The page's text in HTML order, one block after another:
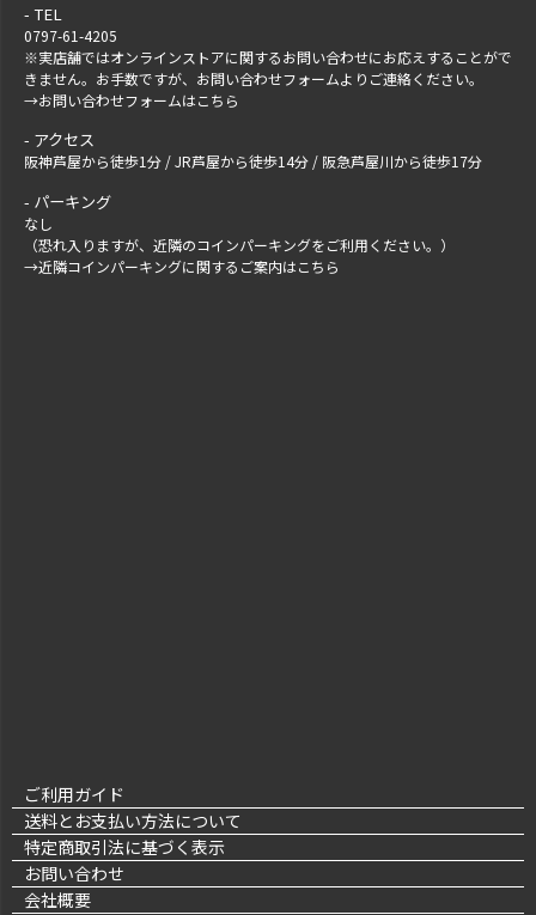
TEL
0797-61-4205
※実店舗ではオンラインストアに関するお問い合わせにお応えすることがで
きません。お手数ですが、 お問い合わせフォームよりご連絡ください。
→お問い合わせフォームはこちら
アクセス
阪神芦屋から徒歩1分 / JR芦屋から徒歩14分 / 阪急芦屋川から徒歩17分
パーキング
なし
（恐れ入りますが、近隣のコインパーキングをご利用ください。）
→近隣コインパーキングに関するご案内はこちら
ご利用ガイド
送料とお支払い方法について
特定商取引法に基づく表示
お問い合わせ
会社概要